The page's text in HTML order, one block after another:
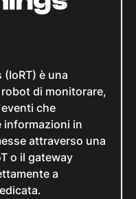
è una
di monitorare,
che
informazioni in
attraverso una
o il gateway
a